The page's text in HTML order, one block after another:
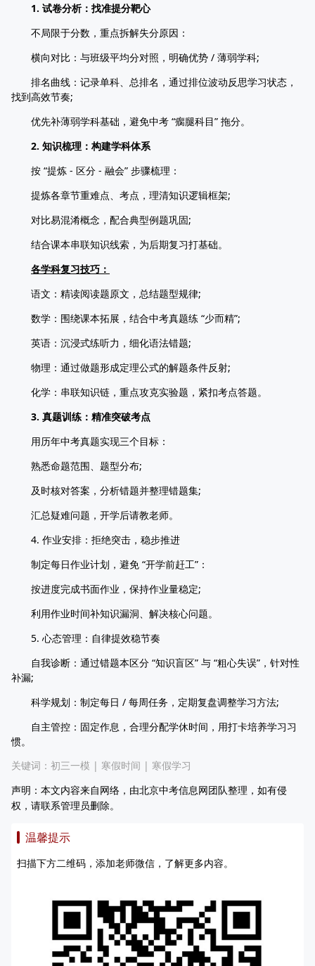
1. 试卷分析：找准提分靶心
不局限于分数，重点拆解失分原因：
横向对比：与班级平均分对照，明确优势 / 薄弱学科;
排名曲线：记录单科、总排名，通过排位波动反思学习状态，
找到高效节奏;
优先补薄弱学科基础，避免中考 “瘸腿科目” 拖分。
2. 知识梳理：构建学科体系
按 “提炼 - 区分 - 融会” 步骤梳理：
提炼各章节重难点、考点，理清知识逻辑框架;
对比易混淆概念，配合典型例题巩固;
结合课本串联知识线索，为后期复习打基础。
各学科复习技巧：
语文：精读阅读题原文，总结题型规律;
数学：围绕课本拓展，结合中考真题练 “少而精”;
英语：沉浸式练听力，细化语法错题;
物理：通过做题形成定理公式的解题条件反射;
化学：串联知识链，重点攻克实验题，紧扣考点答题。
3. 真题训练：精准突破考点
用历年中考真题实现三个目标：
熟悉命题范围、题型分布;
及时核对答案，分析错题并整理错题集;
汇总疑难问题，开学后请教老师。
4. 作业安排：拒绝突击，稳步推进
制定每日作业计划，避免 “开学前赶工”：
按进度完成书面作业，保持作业量稳定;
利用作业时间补知识漏洞、解决核心问题。
5. 心态管理：自律提效稳节奏
自我诊断：通过错题本区分 “知识盲区” 与 “粗心失误”，针对性
补漏;
科学规划：制定每日 / 每周任务，定期复盘调整学习方法;
自主管控：固定作息，合理分配学休时间，用打卡培养学习习
惯。
关键词： 初三一模 | 寒假时间 | 寒假学习
声明：本文内容来自网络，由北京中考信息网团队整理，如有侵
权，请联系管理员删除。
温馨提示
扫描下方二维码，添加老师微信，了解更多内容。